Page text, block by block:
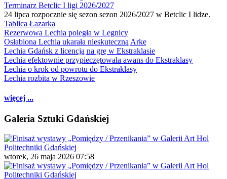
Terminarz Betclic I ligi 2026/2027
24 lipca rozpocznie się sezon sezon 2026/2027 w Betclic I lidze.
Tablica Łazarka
Rezerwowa Lechia poległa w Legnicy
Osłabiona Lechia ukarała nieskuteczną Arkę
Lechia Gdańsk z licencją na grę w Ekstraklasie
Lechia efektownie przypieczętowała awans do Ekstraklasy
Lechia o krok od powrotu do Ekstraklasy
Lechia rozbita w Rzeszowie
więcej ...
Galeria Sztuki Gdańskiej
wtorek, 26 maja 2026 07:58